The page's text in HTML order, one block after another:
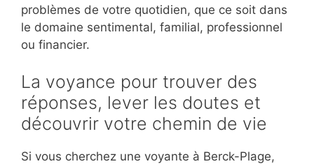
problèmes de votre quotidien, que ce soit dans
le domaine sentimental, familial, professionnel
ou financier.
La voyance pour trouver des
réponses, lever les doutes et
découvrir votre chemin de vie
Si vous cherchez une voyante à Berck-Plage,